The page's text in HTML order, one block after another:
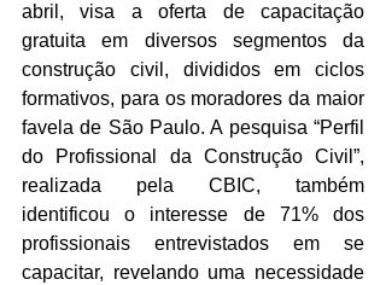
abril, visa a oferta de capacitação
gratuita em diversos segmentos da
construção civil, divididos em ciclos
formativos, para os moradores da maior
favela de São Paulo. A pesquisa “Perfil
do Profissional da Construção Civil”,
realizada pela CBIC, também
identificou o interesse de 71% dos
profissionais entrevistados em se
capacitar, revelando uma necessidade